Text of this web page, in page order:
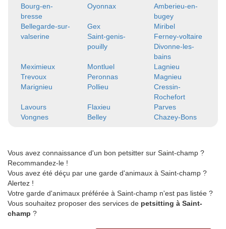
Bourg-en-
bresse
Oyonnax
Amberieu-en-
bugey
Bellegarde-sur-
valserine
Gex
Miribel
Saint-genis-
pouilly
Ferney-voltaire
Divonne-les-
bains
Meximieux
Montluel
Lagnieu
Trevoux
Peronnas
Magnieu
Marignieu
Pollieu
Cressin-
Rochefort
Lavours
Flaxieu
Parves
Vongnes
Belley Chazey-Bons
Vous avez connaissance d'un bon petsitter sur Saint-champ ?
Recommandez-le !
Vous avez été déçu par une garde d'animaux à Saint-champ ?
Alertez !
Votre garde d'animaux préférée à Saint-champ n'est pas listée ?
Vous souhaitez proposer des services de petsitting à Saint-
champ ?